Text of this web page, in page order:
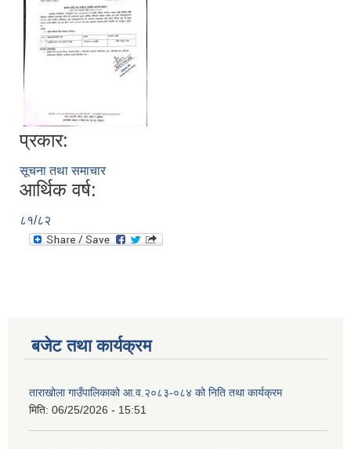
प्रकार:
सूचना तथा समाचार
आर्थिक वर्ष:
८१/८२
बजेट तथा कार्यक्रम
ताराखोला गाउँपालिकाको आ.व.२०८३-०८४ को निति तथा कार्यक्रम
मिति: 06/25/2026 - 15:51